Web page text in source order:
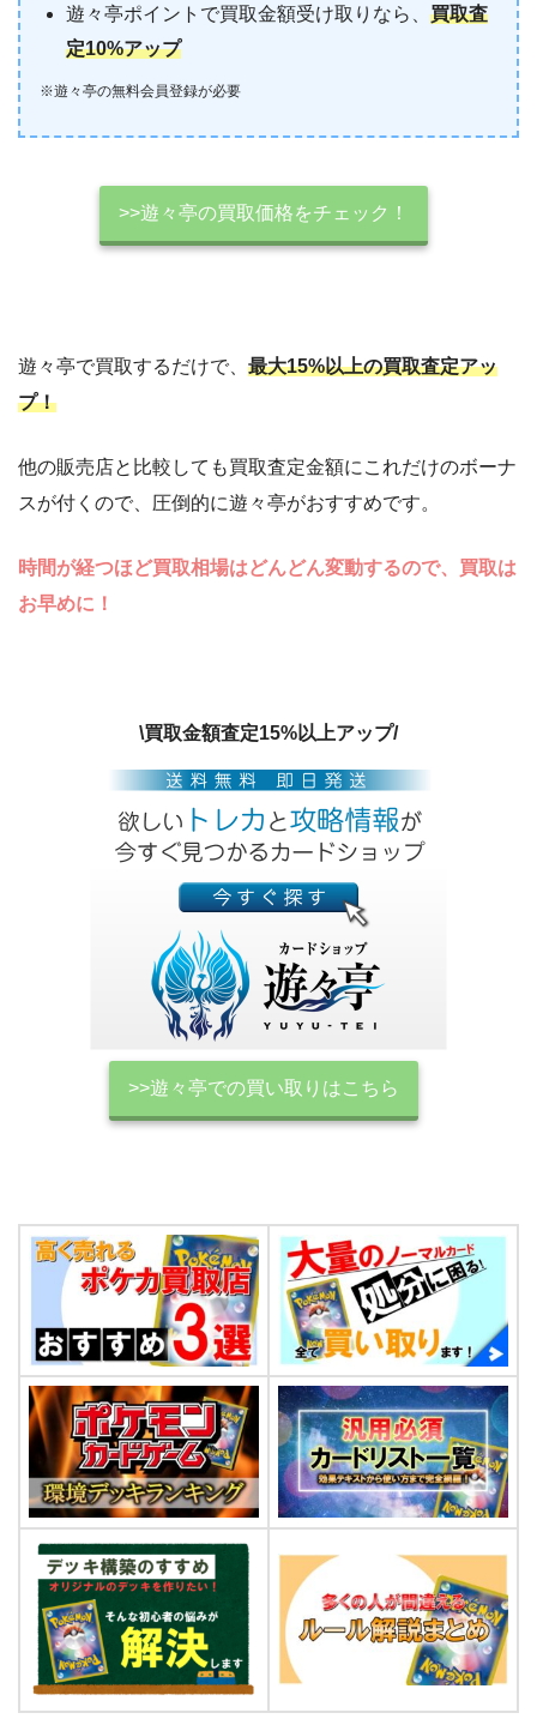
遊々亭ポイントで買取金額受け取りなら、買取査
定10%アップ
※遊々亭の無料会員登録が必要
>>遊々亭の買取価格をチェック！
遊々亭で買取するだけで、 最大15%以上の買取査定アッ
プ！
他の販売店と比較しても買取査定金額にこれだけのボーナ
スが付くので、圧倒的に遊々亭がおすすめです。
時間が経つほど買取相場はどんどん変動するので、買取は
お早めに！
\買取金額査定15%以上アップ/
>>遊々亭での買い取りはこちら